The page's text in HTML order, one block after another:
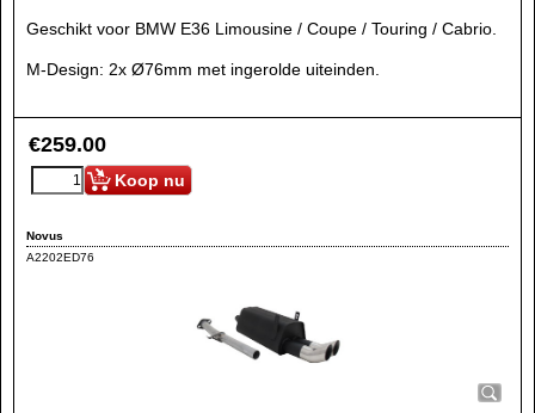
Geschikt voor BMW E36 Limousine / Coupe / Touring / Cabrio.
M-Design: 2x Ø76mm met ingerolde uiteinden.
€259.00
Koop nu
Novus
A2202ED76